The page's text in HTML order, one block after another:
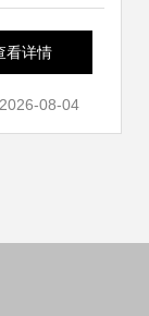
板法兰的应
择指南
看详情
08-04